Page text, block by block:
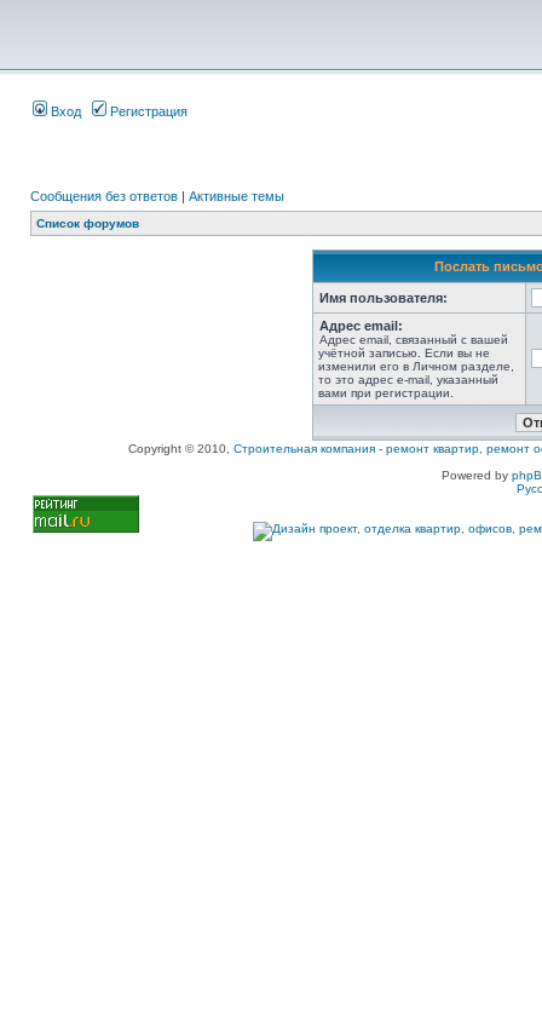
Вход Регистрация
Сообщения без ответов | Активные темы
Список форумов
Послать
Имя пользователя:
Адрес email:
Адрес email, связанный с вашей
учётной записью. Если вы не
изменили его в Личном разделе,
то это адрес e-mail, указанный
вами при регистрации.
Copyright © 2010, Строительная компания - ремонт квартир, ремонт
Powered by